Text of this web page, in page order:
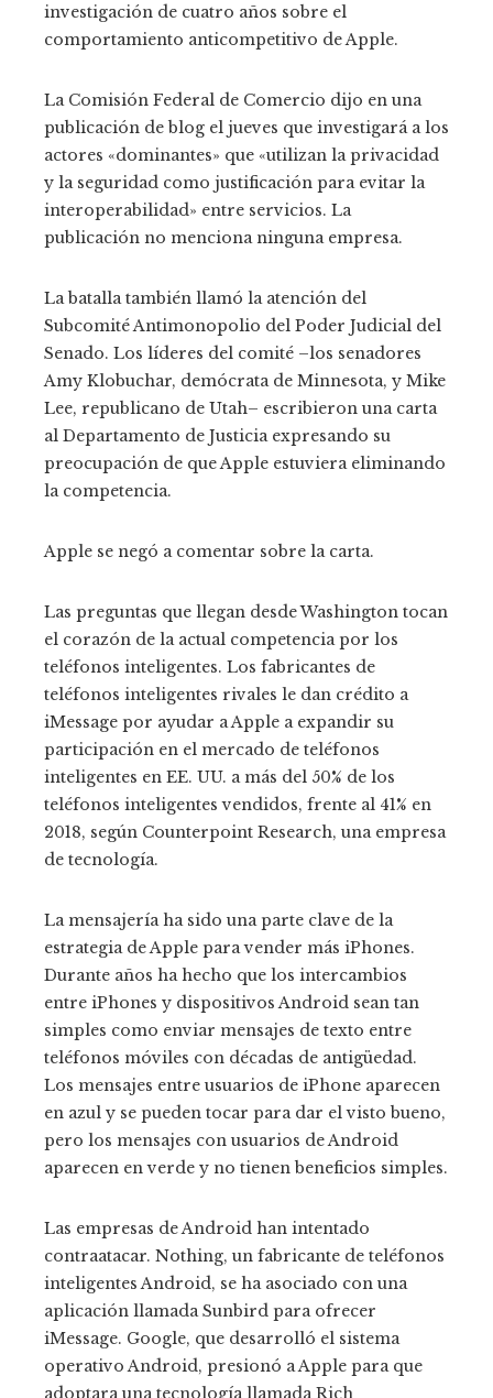
investigación de cuatro años sobre el
comportamiento anticompetitivo de Apple.
La Comisión Federal de Comercio dijo en una
publicación de blog el jueves que investigará a los
actores «dominantes» que «utilizan la privacidad
y la seguridad como justificación para evitar la
interoperabilidad» entre servicios. La
publicación no menciona ninguna empresa.
La batalla también llamó la atención del
Subcomité Antimonopolio del Poder Judicial del
Senado. Los líderes del comité –los senadores
Amy Klobuchar, demócrata de Minnesota, y Mike
Lee, republicano de Utah– escribieron una carta
al Departamento de Justicia expresando su
preocupación de que Apple estuviera eliminando
la competencia.
Apple se negó a comentar sobre la carta.
Las preguntas que llegan desde Washington tocan
el corazón de la actual competencia por los
teléfonos inteligentes. Los fabricantes de
teléfonos inteligentes rivales le dan crédito a
iMessage por ayudar a Apple a expandir su
participación en el mercado de teléfonos
inteligentes en EE. UU. a más del 50% de los
teléfonos inteligentes vendidos, frente al 41% en
2018, según Counterpoint Research, una empresa
de tecnología.
La mensajería ha sido una parte clave de la
estrategia de Apple para vender más iPhones.
Durante años ha hecho que los intercambios
entre iPhones y dispositivos Android sean tan
simples como enviar mensajes de texto entre
teléfonos móviles con décadas de antigüedad.
Los mensajes entre usuarios de iPhone aparecen
en azul y se pueden tocar para dar el visto bueno,
pero los mensajes con usuarios de Android
aparecen en verde y no tienen beneficios simples.
Las empresas de Android han intentado
contraatacar. Nothing, un fabricante de teléfonos
inteligentes Android, se ha asociado con una
aplicación llamada Sunbird para ofrecer
iMessage. Google, que desarrolló el sistema
operativo Android, presionó a Apple para que
adoptara una tecnología llamada Rich